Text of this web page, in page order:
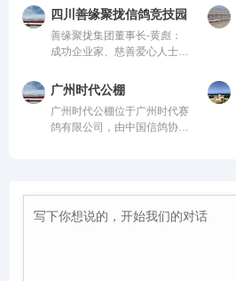
从配件设施到饲养团队，均达
到业内领先水平，为广大鸽友
创造一个心神向往的赛鸽净
地。
际、国内先进、科学合理的设
计方案进行建设，采用一体化
钢架结构，公棚长200米，宽
28米，高15米，可容纳
到饲养团队，均达到业内领先
水平，为广大鸽友创造一个心
神向往的赛鸽净地。
四川善缘聚拢信鸽竞技园
善缘聚拢集团董事长-黄彪：
成功企业家、慈善爱心人士、
贫攻坚先进个人”。旗下拥有
新材料能源、 医疗健康、养
生酒业、信鸽竞技为核心板块
的多元化控股企业。始终坚
大鸽友竞翔比赛坐拥强大后
盾！
广州时代公棚
广州时代公棚位于广州时代赛
鸽有限公司，由中国信鸽协会
从配件设施到饲养团队，均达